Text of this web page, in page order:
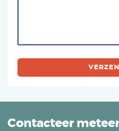
Contacteer